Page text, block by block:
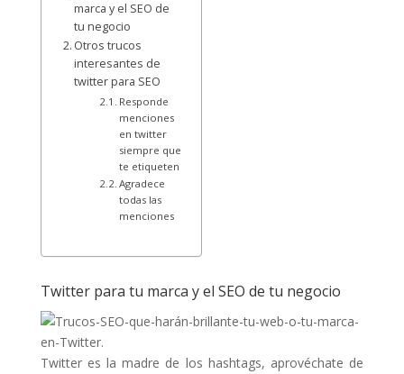
marca y el SEO de
tu negocio
Otros trucos
interesantes de
twitter para SEO
Responde
menciones
en twitter
siempre que
te etiqueten
Agradece
todas las
menciones
Twitter para tu marca y el SEO de tu negocio
Twitter es la madre de los hashtags, aprovéchate de